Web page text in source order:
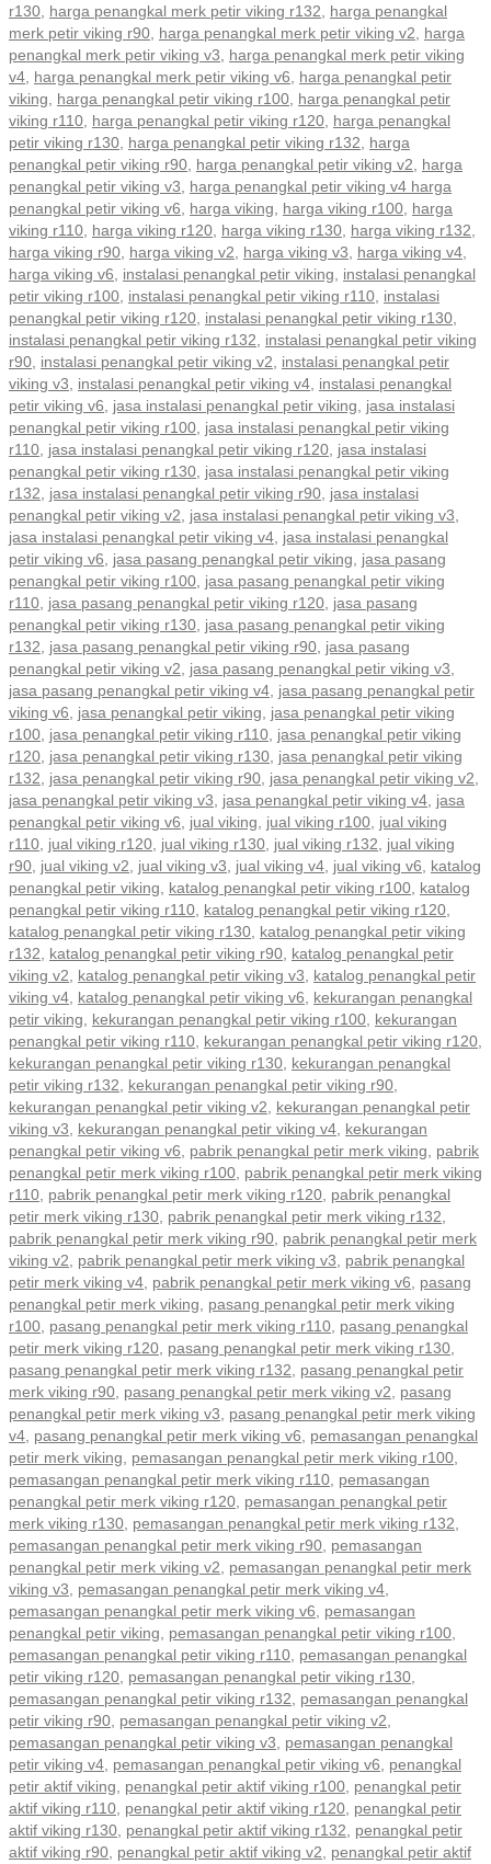
r130, harga penangkal merk petir viking r132, harga penangkal
merk petir viking r90, harga penangkal merk petir viking v2, harga
penangkal merk petir viking v3, harga penangkal merk petir viking
v4, harga penangkal merk petir viking v6, harga penangkal petir
viking, harga penangkal petir viking r100, harga penangkal petir
viking r110, harga penangkal petir viking r120, harga penangkal
petir viking r130, harga penangkal petir viking r132, harga
penangkal petir viking r90, harga penangkal petir viking v2, harga
penangkal petir viking v3, harga penangkal petir viking v4 harga
penangkal petir viking v6, harga viking, harga viking r100, harga
viking r110, harga viking r120, harga viking r130, harga viking r132,
harga viking r90, harga viking v2, harga viking v3, harga viking v4,
harga viking v6, instalasi penangkal petir viking, instalasi penangkal
petir viking r100, instalasi penangkal petir viking r110, instalasi
penangkal petir viking r120, instalasi penangkal petir viking r130,
instalasi penangkal petir viking r132, instalasi penangkal petir viking
r90, instalasi penangkal petir viking v2, instalasi penangkal petir
viking v3, instalasi penangkal petir viking v4, instalasi penangkal
petir viking v6, jasa instalasi penangkal petir viking, jasa instalasi
penangkal petir viking r100, jasa instalasi penangkal petir viking
r110, jasa instalasi penangkal petir viking r120, jasa instalasi
penangkal petir viking r130, jasa instalasi penangkal petir viking
r132, jasa instalasi penangkal petir viking r90, jasa instalasi
penangkal petir viking v2, jasa instalasi penangkal petir viking v3,
jasa instalasi penangkal petir viking v4, jasa instalasi penangkal
petir viking v6, jasa pasang penangkal petir viking, jasa pasang
penangkal petir viking r100, jasa pasang penangkal petir viking
r110, jasa pasang penangkal petir viking r120, jasa pasang
penangkal petir viking r130, jasa pasang penangkal petir viking
r132, jasa pasang penangkal petir viking r90, jasa pasang
penangkal petir viking v2, jasa pasang penangkal petir viking v3,
jasa pasang penangkal petir viking v4, jasa pasang penangkal petir
viking v6, jasa penangkal petir viking, jasa penangkal petir viking
r100, jasa penangkal petir viking r110, jasa penangkal petir viking
r120, jasa penangkal petir viking r130, jasa penangkal petir viking
r132, jasa penangkal petir viking r90, jasa penangkal petir viking v2,
jasa penangkal petir viking v3, jasa penangkal petir viking v4, jasa
penangkal petir viking v6, jual viking, jual viking r100, jual viking
r110, jual viking r120, jual viking r130, jual viking r132, jual viking
r90, jual viking v2, jual viking v3, jual viking v4, jual viking v6, katalog
penangkal petir viking, katalog penangkal petir viking r100, katalog
penangkal petir viking r110, katalog penangkal petir viking r120,
katalog penangkal petir viking r130, katalog penangkal petir viking
r132, katalog penangkal petir viking r90, katalog penangkal petir
viking v2, katalog penangkal petir viking v3, katalog penangkal petir
viking v4, katalog penangkal petir viking v6, kekurangan penangkal
petir viking, kekurangan penangkal petir viking r100, kekurangan
penangkal petir viking r110, kekurangan penangkal petir viking r120,
kekurangan penangkal petir viking r130, kekurangan penangkal
petir viking r132, kekurangan penangkal petir viking r90,
kekurangan penangkal petir viking v2, kekurangan penangkal petir
viking v3, kekurangan penangkal petir viking v4, kekurangan
penangkal petir viking v6, pabrik penangkal petir merk viking, pabrik
penangkal petir merk viking r100, pabrik penangkal petir merk viking
r110, pabrik penangkal petir merk viking r120, pabrik penangkal
petir merk viking r130, pabrik penangkal petir merk viking r132,
pabrik penangkal petir merk viking r90, pabrik penangkal petir merk
viking v2, pabrik penangkal petir merk viking v3, pabrik penangkal
petir merk viking v4, pabrik penangkal petir merk viking v6, pasang
penangkal petir merk viking, pasang penangkal petir merk viking
r100, pasang penangkal petir merk viking r110, pasang penangkal
petir merk viking r120, pasang penangkal petir merk viking r130,
pasang penangkal petir merk viking r132, pasang penangkal petir
merk viking r90, pasang penangkal petir merk viking v2, pasang
penangkal petir merk viking v3, pasang penangkal petir merk viking
v4, pasang penangkal petir merk viking v6, pemasangan penangkal
petir merk viking, pemasangan penangkal petir merk viking r100,
pemasangan penangkal petir merk viking r110, pemasangan
penangkal petir merk viking r120, pemasangan penangkal petir
merk viking r130, pemasangan penangkal petir merk viking r132,
pemasangan penangkal petir merk viking r90, pemasangan
penangkal petir merk viking v2, pemasangan penangkal petir merk
viking v3, pemasangan penangkal petir merk viking v4,
pemasangan penangkal petir merk viking v6, pemasangan
penangkal petir viking, pemasangan penangkal petir viking r100,
pemasangan penangkal petir viking r110, pemasangan penangkal
petir viking r120, pemasangan penangkal petir viking r130,
pemasangan penangkal petir viking r132, pemasangan penangkal
petir viking r90, pemasangan penangkal petir viking v2,
pemasangan penangkal petir viking v3, pemasangan penangkal
petir viking v4, pemasangan penangkal petir viking v6, penangkal
petir aktif viking, penangkal petir aktif viking r100, penangkal petir
aktif viking r110, penangkal petir aktif viking r120, penangkal petir
aktif viking r130, penangkal petir aktif viking r132, penangkal petir
aktif viking r90, penangkal petir aktif viking v2, penangkal petir aktif